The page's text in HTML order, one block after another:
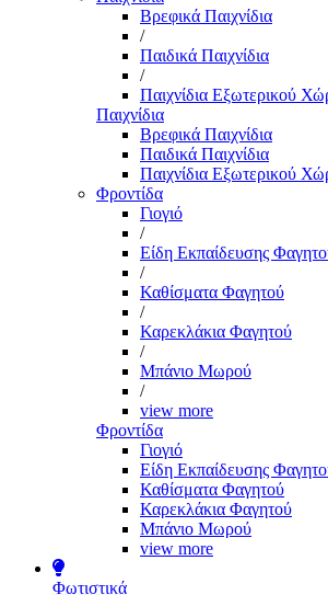
Βρεφικά Παιχνίδια
/
Παιδικά Παιχνίδια
/
Παιχνίδια Εξωτερικού
Παιχνίδια
Βρεφικά Παιχνίδια
Παιδικά Παιχνίδια
Παιχνίδια Εξωτερικού
Φροντίδα
Γιογιό
/
Είδη Εκπαίδευσης
/
Καθίσματα Φαγητού
/
Καρεκλάκια Φαγητού
/
Μπάνιο Μωρού
/
view more
Φροντίδα
Γιογιό
Είδη Εκπαίδευσης
Καθίσματα Φαγητού
Καρεκλάκια Φαγητού
Μπάνιο Μωρού
view more
Φωτιστικά